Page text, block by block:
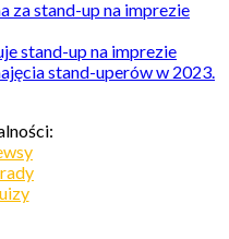
stand-up na imprezie
stand-uperów w 2023.